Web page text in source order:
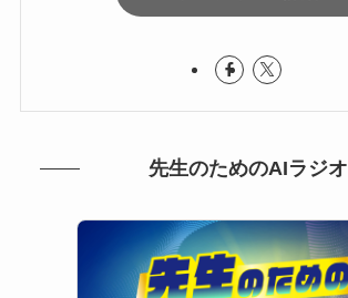
先生のためのAIラジオ